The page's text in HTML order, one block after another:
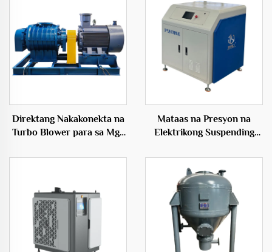
Direktang Nakakonekta na
Turbo Blower para sa Mga
Bultong Elektrikong Blower
Mataas na Presyon na
Elektrikong Suspending
Presyon na Materyales ng
Tanso